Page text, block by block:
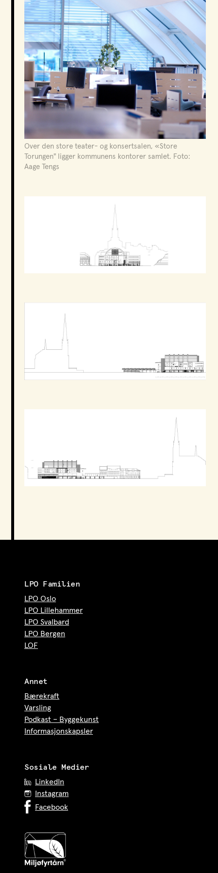
Statens byggeskikkpris ble utdelt 2006. Bygget fikk
også Norges handikapforbunds
«Tilgjengelighetspris» og Diplom “Statens
Byggeskikkpris” samme år.
Over den store teater- og konsertsalen, «Store
Torungen" ligger kommunens kontorer samlet. Foto:
Aage Tengs
LPO Familien
LPO Oslo
LPO Lillehammer
LPO Svalbard
LPO Bergen
LOF
Annet
Bærekraft
Varsling
Podkast – Byggekunst
Informasjonskapsler
Sosiale Medier
LinkedIn
Instagram
Facebook